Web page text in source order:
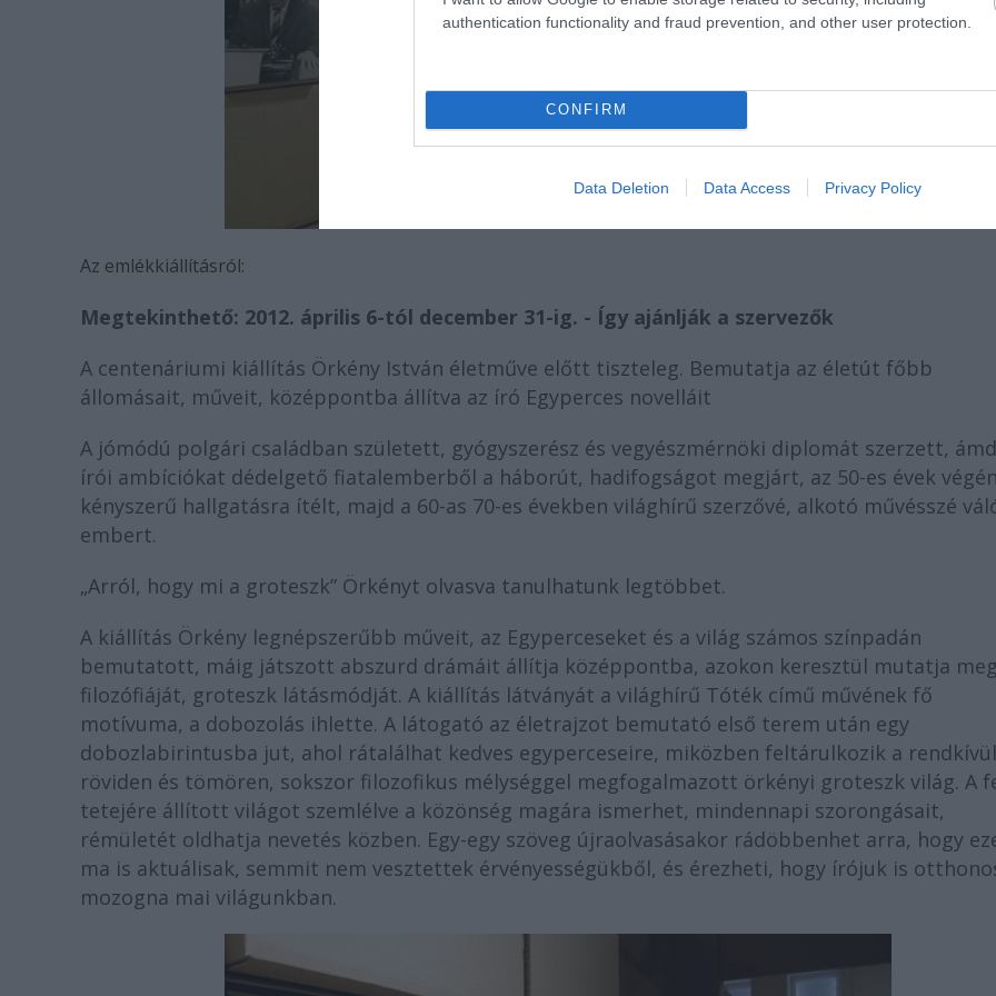
authentication functionality and fraud prevention, and other user protection.
CONFIRM
Data Deletion Data Access Privacy Policy
Az emlékkiállításról:
Megtekinthető: 2012. április 6-tól december 31-ig. - Így ajánlják a szervezők
A centenáriumi kiállítás Örkény István életműve előtt tiszteleg. Bemutatja az életút főbb
állomásait, műveit, középpontba állítva az író Egyperces novelláit
A jómódú polgári családban született, gyógyszerész és vegyészmérnöki diplomát szerzett,
írói ambíciókat dédelgető fiatalemberből a háborút, hadifogságot megjárt, az 50-es évek
kényszerű hallgatásra ítélt, majd a 60-as 70-es években világhírű szerzővé, alkotó művésszé
embert.
„Arról, hogy mi a groteszk” Örkényt olvasva tanulhatunk legtöbbet.
A kiállítás Örkény legnépszerűbb műveit, az Egyperceseket és a világ számos színpadán
bemutatott, máig játszott abszurd drámáit állítja középpontba, azokon keresztül mutatja
filozófiáját, groteszk látásmódját. A kiállítás látványát a világhírű Tóték című művének fő
motívuma, a dobozolás ihlette. A látogató az életrajzot bemutató első terem után egy
dobozlabirintusba jut, ahol rátalálhat kedves egyperceseire, miközben feltárulkozik a rendkívül
röviden és tömören, sokszor filozofikus mélységgel megfogalmazott örkényi groteszk világ. A
tetejére állított világot szemlélve a közönség magára ismerhet, mindennapi szorongásait,
rémületét oldhatja nevetés közben. Egy-egy szöveg újraolvasásakor rádöbbenhet arra, hogy
ma is aktuálisak, semmit nem vesztettek érvényességükből, és érezheti, hogy írójuk is
mozogna mai világunkban.